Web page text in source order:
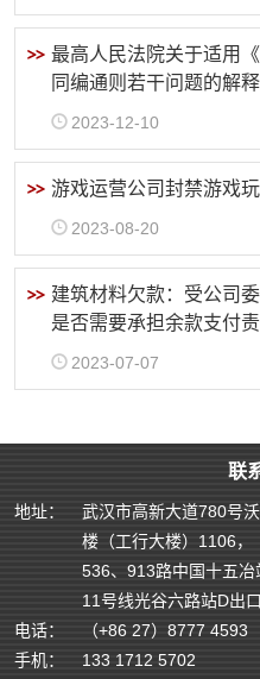
最高人民法院关于适用
同编通则若干问题的解释
2023-12-10
游戏运营公司封禁游戏
2023-08-20
建筑材料欠款：受公司
是否需要承担余款支付责
2023-07-07
联
地址：
武汉市高新大道780号
楼（工行大楼）1106，
536、913路中国十五冶
11号线光谷六路站D出口
电话：
（+86 27）8777 4593
手机：
133 1712 5702